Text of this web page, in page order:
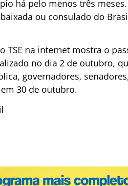
há pelo menos três
ou consulado do
TSE na internet mostra o
no dia 2 de outubro,
governadores,
30 de outubro.